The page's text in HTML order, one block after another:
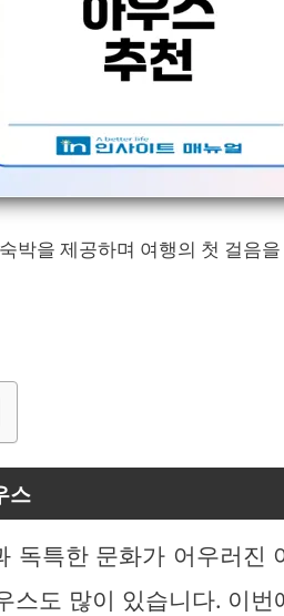
박을 제공하며 여행의 첫 걸음
스
독특한 문화가 어우러진
스도 많이 있습니다. 이